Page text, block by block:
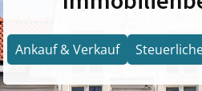
Ankauf & Verkauf